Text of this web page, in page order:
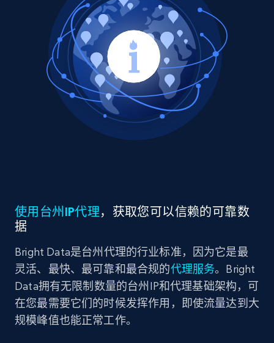
使用台州IP代理，获取您可以信赖的可靠数
据
Bright Data是台州代理的行业标准，因为它是最
灵活、最快、最可靠和最合规的代理服务。Bright
Data拥有无限制数量的台州IP和代理基础架构，可
在您最需要它们的时候发挥作用，即使流量达到大
规模峰值也能正常工作。